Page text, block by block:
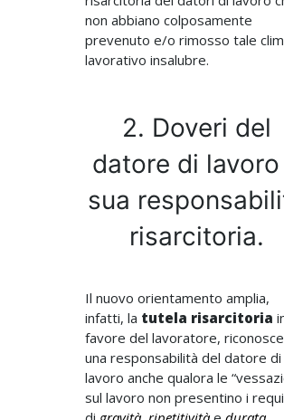
non abbiano colposamente
prevenuto e/o rimosso tale
lavorativo insalubre.
2. Doveri del
datore di lavoro
sua
risarcitoria.
Il nuovo orientamento amplia,
infatti, la tutela risarcitoria
favore del lavoratore,
una responsabilità del datore di
lavoro anche qualora le
sul lavoro non presentino i